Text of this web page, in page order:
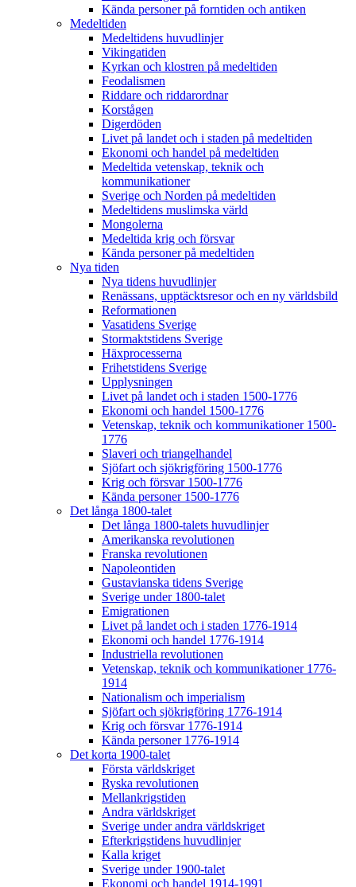
Kända personer på forntiden och antiken
Medeltiden
Medeltidens huvudlinjer
Vikingatiden
Kyrkan och klostren på medeltiden
Feodalismen
Riddare och riddarordnar
Korstågen
Digerdöden
Livet på landet och i staden på medeltiden
Ekonomi och handel på medeltiden
Medeltida vetenskap, teknik och
kommunikationer
Sverige och Norden på medeltiden
Medeltidens muslimska värld
Mongolerna
Medeltida krig och försvar
Kända personer på medeltiden
Nya tiden
Nya tidens huvudlinjer
Renässans, upptäcktsresor och en ny världsbild
Reformationen
Vasatidens Sverige
Stormaktstidens Sverige
Häxprocesserna
Frihetstidens Sverige
Upplysningen
Livet på landet och i staden 1500-1776
Ekonomi och handel 1500-1776
Vetenskap, teknik och kommunikationer 1500-
1776
Slaveri och triangelhandel
Sjöfart och sjökrigföring 1500-1776
Krig och försvar 1500-1776
Kända personer 1500-1776
Det långa 1800-talet
Det långa 1800-talets huvudlinjer
Amerikanska revolutionen
Franska revolutionen
Napoleontiden
Gustavianska tidens Sverige
Sverige under 1800-talet
Emigrationen
Livet på landet och i staden 1776-1914
Ekonomi och handel 1776-1914
Industriella revolutionen
Vetenskap, teknik och kommunikationer 1776-
1914
Nationalism och imperialism
Sjöfart och sjökrigföring 1776-1914
Krig och försvar 1776-1914
Kända personer 1776-1914
Det korta 1900-talet
Första världskriget
Ryska revolutionen
Mellankrigstiden
Andra världskriget
Sverige under andra världskriget
Efterkrigstidens huvudlinjer
Kalla kriget
Sverige under 1900-talet
Ekonomi och handel 1914-1991